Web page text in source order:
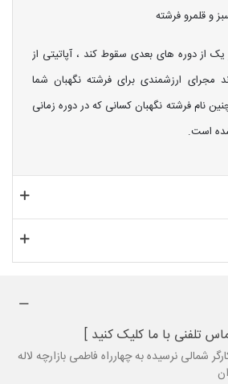
و قلمرو فرشته
یک از دوره های بعدی سقوط کند ، آپاتیتی از
مجرای ارزشمندی برای فرشته نگهبان شما
نام فرشته نگهبان کسانی که در دوره زمانی
است.
تلفنی با ما کلیک کنید ]
شمالی نرسیده به چهارراه فاطمی بازارچه لاله